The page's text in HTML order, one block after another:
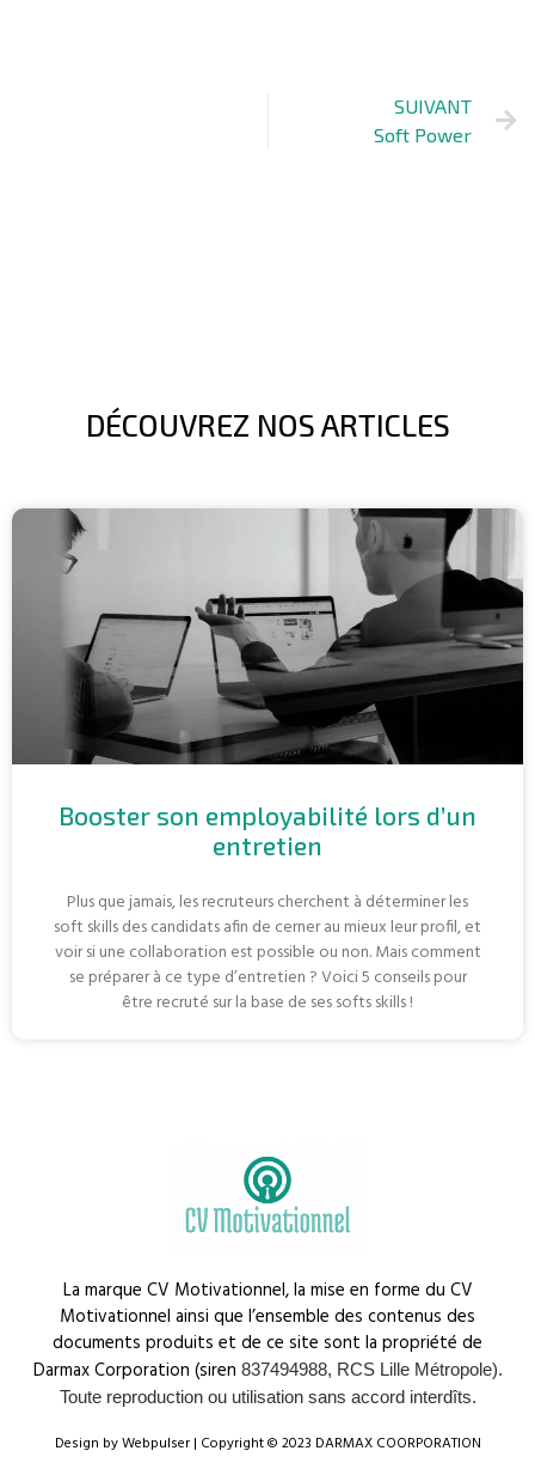
SUIVANT
Soft Power
DÉCOUVREZ NOS ARTICLES
Booster son employabilité lors d’un
entretien
Plus que jamais, les recruteurs cherchent à déterminer les
soft skills des candidats afin de cerner au mieux leur profil, et
voir si une collaboration est possible ou non. Mais comment
se préparer à ce type d’entretien ? Voici 5 conseils pour
être recruté sur la base de ses softs skills !
La marque CV Motivationnel, la mise en forme du CV
Motivationnel ainsi que l’ensemble des contenus des
documents produits et de ce site sont la propriété de
Darmax Corporation (siren 837494988, RCS Lille Métropole).
Toute reproduction ou utilisation sans accord interdîts.
Design by Webpulser | Copyright © 2023 DARMAX COORPORATION